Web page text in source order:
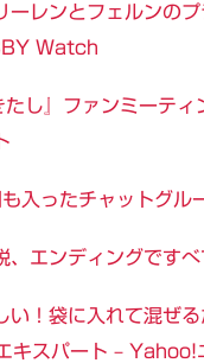
ーレンとフェルンの
Watch
し』ファンミーティ
入ったチャットグ
、エンディングです
い！袋に入れて混ぜ
キスパート – Yahoo!